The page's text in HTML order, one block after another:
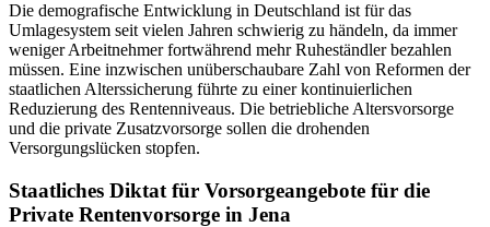
Die demografische Entwicklung in Deutschland ist für das
Umlagesystem seit vielen Jahren schwierig zu händeln, da immer
weniger Arbeitnehmer fortwährend mehr Ruheständler bezahlen
müssen. Eine inzwischen unüberschaubare Zahl von Reformen der
staatlichen Alterssicherung führte zu einer kontinuierlichen
Reduzierung des Rentenniveaus. Die betriebliche Altersvorsorge
und die private Zusatzvorsorge sollen die drohenden
Versorgungslücken stopfen.
Staatliches Diktat für Vorsorgeangebote für die
Private Rentenvorsorge in Jena